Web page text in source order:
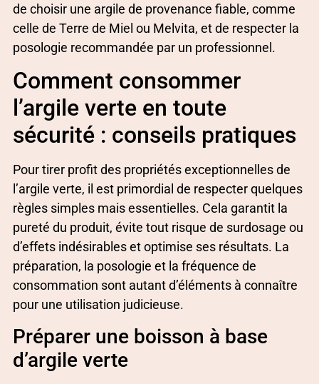
de choisir une argile de provenance fiable, comme
celle de Terre de Miel ou Melvita, et de respecter la
posologie recommandée par un professionnel.
Comment consommer
l’argile verte en toute
sécurité : conseils pratiques
Pour tirer profit des propriétés exceptionnelles de
l’argile verte, il est primordial de respecter quelques
règles simples mais essentielles. Cela garantit la
pureté du produit, évite tout risque de surdosage ou
d’effets indésirables et optimise ses résultats. La
préparation, la posologie et la fréquence de
consommation sont autant d’éléments à connaître
pour une utilisation judicieuse.
Préparer une boisson à base
d’argile verte